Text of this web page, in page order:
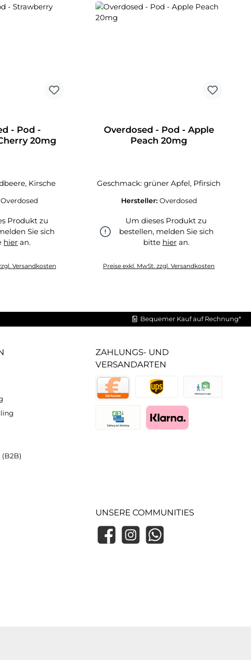
- Pod -
20mg
Kirsche
Overdosed
Produkt zu
Sie sich
hier an.
Versandkosten
Overdosed - Pod - Apple
Peach 20mg
Geschmack: grüner Apfel, Pfirsich
Hersteller: Overdosed
Um dieses Produkt zu
bestellen, melden Sie sich
bitte hieran.
Preise exkl. MwSt. zzgl. Versandkosten
Bequemer Kauf auf Rechnung*
ZAHLUNGS- UND
VERSANDARTEN
UNSERE COMMUNITIES
FacebookInstagramWhatsApp